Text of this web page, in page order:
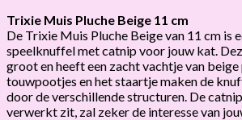
Trixie Muis Pluche Beige 11 cm
De Trixie Muis Pluche Beige van 11 cm is
speelknuffel met catnip voor jouw kat.
groot en heeft een zacht vachtje van
touwpootjes en het staartje maken de
door de verschillende structuren. De
verwerkt zit, zal zeker de interesse van